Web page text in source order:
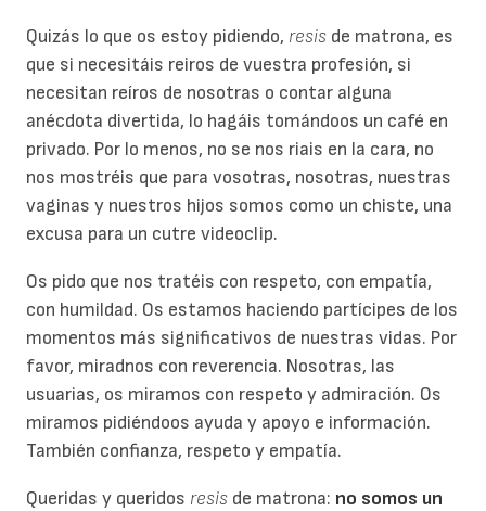
Quizás lo que os estoy pidiendo, resis de matrona, es
que si necesitáis reiros de vuestra profesión, si
necesitan reíros de nosotras o contar alguna
anécdota divertida, lo hagáis tomándoos un café en
privado. Por lo menos, no se nos riais en la cara, no
nos mostréis que para vosotras, nosotras, nuestras
vaginas y nuestros hijos somos como un chiste, una
excusa para un cutre videoclip.
Os pido que nos tratéis con respeto, con empatía,
con humildad. Os estamos haciendo partícipes de los
momentos más significativos de nuestras vidas. Por
favor, miradnos con reverencia. Nosotras, las
usuarias, os miramos con respeto y admiración. Os
miramos pidiéndoos ayuda y apoyo e información.
También confianza, respeto y empatía.
Queridas y queridos resis de matrona: no somos un